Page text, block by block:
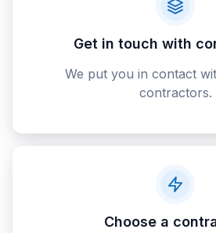
Get in touch with
We put you in contact
contractors.
Choose a